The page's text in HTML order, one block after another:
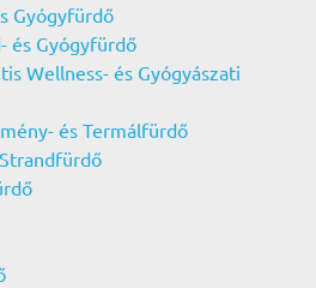
Gyógyfürdő
és Gyógyfürdő
Wellness- és Gyógyászati
és Termálfürdő